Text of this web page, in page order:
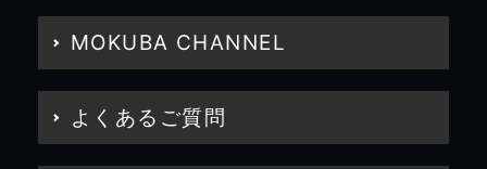
MOKUBA CHANNEL
よくあるご質問